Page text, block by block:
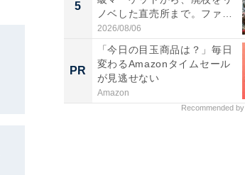
5
ノベした直売所まで。ファ
ー...
2026/08/06
PR
「今日の目玉商品は？」毎日
変わるAmazonタイムセール
が見逃せない
Amazon
Recommended by